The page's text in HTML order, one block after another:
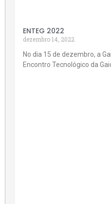
ENTEG 2022
dezembro 14, 2022
No dia 15 de dezembro, a
Encontro Tecnológico da